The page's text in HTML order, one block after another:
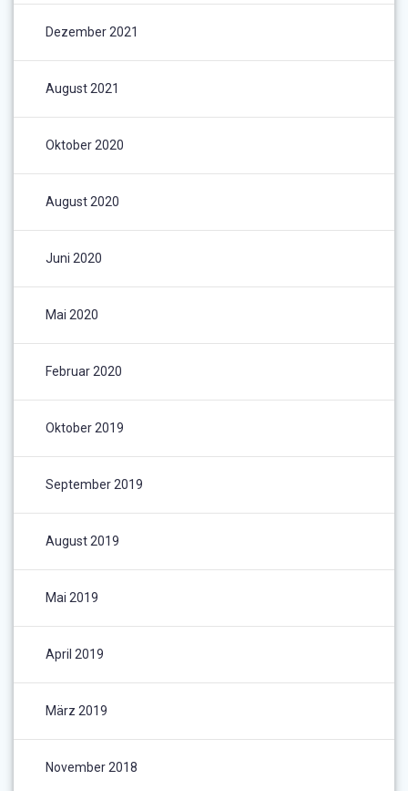
Dezember 2021
August 2021
Oktober 2020
August 2020
Juni 2020
Mai 2020
Februar 2020
Oktober 2019
September 2019
August 2019
Mai 2019
April 2019
März 2019
November 2018